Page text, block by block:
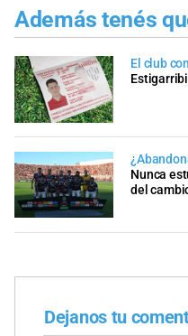
Además tenés
El club
Nunca
del
Dejanos tu